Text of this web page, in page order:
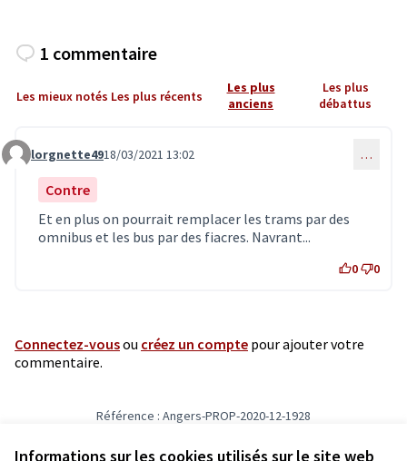
Informations sur les cookies utilisés sur le site web
1 commentaire
Les mieux notés Les plus récents
Les plus
anciens
Les plus
débattus
Commentaire 2829
lorgnette4918/03/2021 13:02 …
Contre
Et en plus on pourrait remplacer les trams par des
omnibus et les bus par des fiacres. Navrant...
0 0
Connectez-vousou créez un compte pour ajouter votre
commentaire.
Référence : Angers-PROP-2020-12-1928